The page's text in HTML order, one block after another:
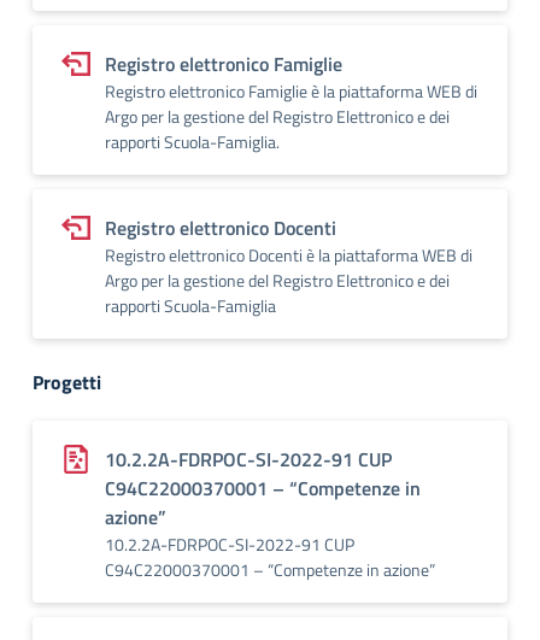
Registro elettronico Famiglie
Registro elettronico Famiglie è la piattaforma WEB di
Argo per la gestione del Registro Elettronico e dei
rapporti Scuola-Famiglia.
Registro elettronico Docenti
Registro elettronico Docenti è la piattaforma WEB di
Argo per la gestione del Registro Elettronico e dei
rapporti Scuola-Famiglia
Progetti
10.2.2A-FDRPOC-SI-2022-91 CUP
C94C22000370001 – “Competenze in
azione”
10.2.2A-FDRPOC-SI-2022-91 CUP
C94C22000370001 – “Competenze in azione”